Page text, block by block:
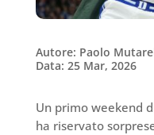
Autore: Paolo
Data: 25 Mar, 2026
Un primo weekend
ha riservato